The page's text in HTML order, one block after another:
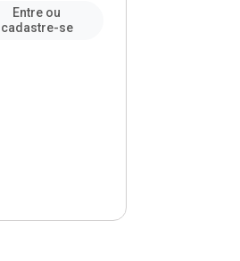
Entre ou
cadastre-se